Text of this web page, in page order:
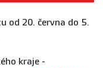
od 20. června do 5.
kraje -